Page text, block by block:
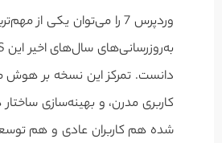
وردپرس 7 را می‌توان یکی از
دانست. تمرکز این نسخه بر هوش
کاربری مدرن، و بهینه‌سازی
شده هم کاربران عادی و هم